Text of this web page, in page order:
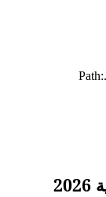
JFolder::create: غير قادر على إنشاء مجلد الدليل.Path: